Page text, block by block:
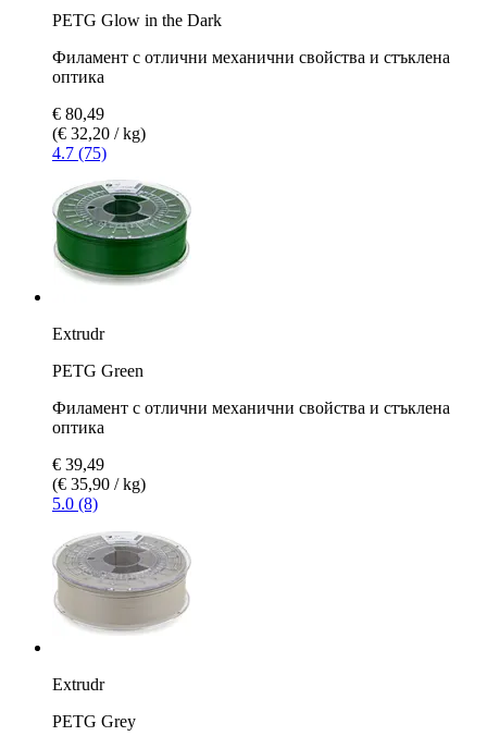
PETG Glow in the Dark
Филамент с отлични механични свойства и стъклена
оптика
€ 80,49
(€ 32,20 / kg)
4.7 (75)
Extrudr
PETG Green
Филамент с отлични механични свойства и стъклена
оптика
€ 39,49
(€ 35,90 / kg)
5.0 (8)
Extrudr
PETG Grey